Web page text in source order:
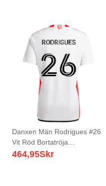
Danxen Män Rodrigues #26
Vit Röd Bortatröja
Matchtröjor 2025/26 Tröjor
464,95Skr